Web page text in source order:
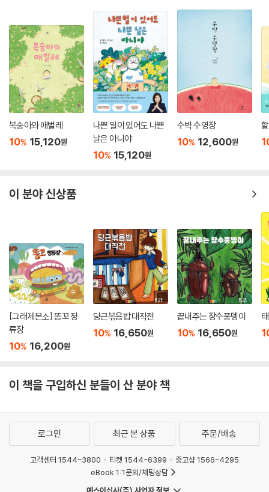
복숭아와 애벌레
10% 15,120원
나쁜 일이 있어도 나쁜
날은 아니야
10% 15,120원
수박 수영장
10% 12,600원
이 분야 신상품
[그래제본소] 똥꼬 정
류장
10% 16,200원
당근볶음밥 대작전
10% 16,650원
끝내주는 장수풍뎅이
10% 16,650원
이 책을 구입하신 분들이 산 분야 책
로그인 최근 본 상품 주문/배송
고객센터 1544-3800 티켓 1544-6399
중고샵 1566-4295
eBook 1:1문의/채팅상담